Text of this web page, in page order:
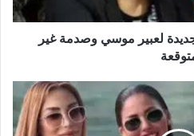
لعبير موسي وصدمة غير